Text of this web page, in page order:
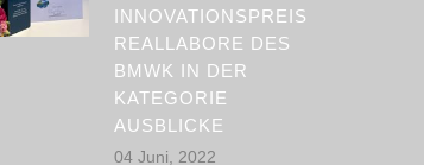
INNOVATIONSPREIS
REALLABORE DES
BMWK IN DER
KATEGORIE
AUSBLICKE
04 Juni, 2022